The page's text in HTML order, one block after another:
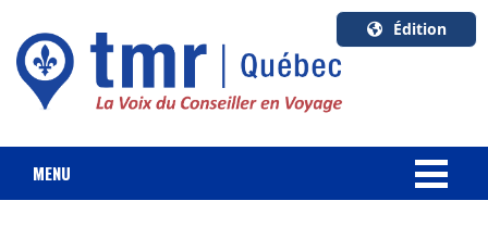
Édition
U.S.A.
English
Canada
MENU